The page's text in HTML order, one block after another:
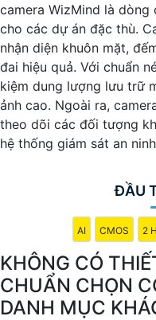
tiêu chuẩn chất lượng
Điểm mạnh của Camera
và hỗ trợ khách hàng
chuyên nghiệp của
camera phù hợp với nhu
Nếu bạn đang tìm kiếm
cho ngôi nhà hoặc
Vantech Việt Nam là một
camera WizMind là dòng
cho các dự án đặc thù.
nhận diện khuôn mặt,
đai hiệu quả. Với chuẩn
kiệm dung lượng lưu trữ
ảnh cao. Ngoài ra,
theo dõi các đối tượng
hệ thống giám sát an
ĐẦU
AI CMOS 2
KHÔNG CÓ
CHUẨN CHỌN
DANH MỤC